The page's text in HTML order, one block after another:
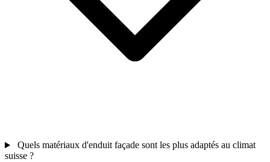
Quels matériaux d'enduit façade sont les plus adaptés au climat
suisse ?